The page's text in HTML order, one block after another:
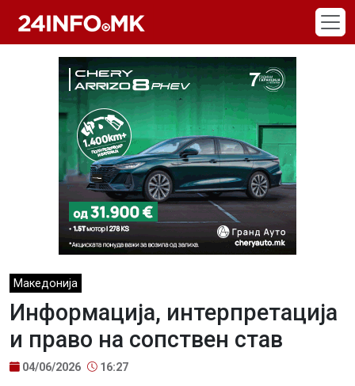
Македонија
Информација, интерпретација
и право на сопствен став
04/06/2026 16:27